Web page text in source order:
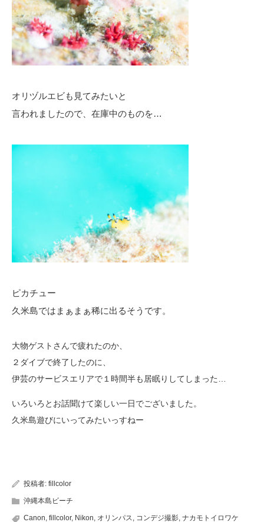
オリヅルエビも見てみたいと
言われましたので、在庫中のものを…
ピカチュー
久米島ではまぁまぁ稀に出るそうです。
大物ゲストさんで疲れたのか、
２ダイブで終了したのに、
伊芸のサービスエリアで１時間半も居眠りしてしまった…
いろいろとお話聞けて楽しい一日でございました。
久米島遊びにいってみたいっすねー
投稿者: fillcolor
沖縄本島ビーチ
Canon fillcolor, Nikon オリンパス コンデジ撮影 ナカモトイロワケ